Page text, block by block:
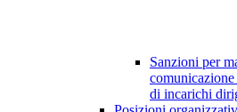
Sanzioni per
di incarichi